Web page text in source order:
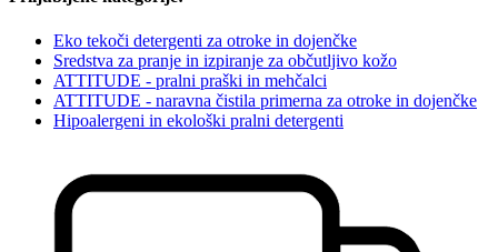
Eko tekoči detergenti za otroke in dojenčke
Sredstva za pranje in izpiranje za občutljivo kožo
ATTITUDE - pralni praški in mehčalci
ATTITUDE - naravna čistila primerna za otroke in dojenčke
Hipoalergeni in ekološki pralni detergenti